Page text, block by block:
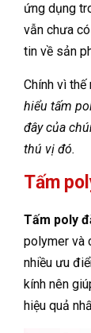
ứng dụng
vẫn chưa
tin về sản
Chính vì thế
hiểu tấm
đây của
thú vị đó.
Tấm
Tấm poly
polymer và
nhiều ưu
kính nên
hiệu quả